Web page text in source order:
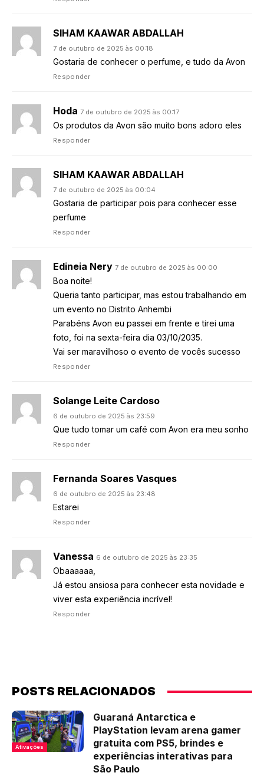
SIHAM KAAWAR ABDALLAH
7 de outubro de 2025 às 00:18
Gostaria de conhecer o perfume, e tudo da Avon
Responder
Hoda 7 de outubro de 2025 às 00:17
Os produtos da Avon são muito bons adoro eles
Responder
SIHAM KAAWAR ABDALLAH
7 de outubro de 2025 às 00:04
Gostaria de participar pois para conhecer esse
perfume
Responder
Edineia Nery 7 de outubro de 2025 às 00:00
Boa noite!
Queria tanto participar, mas estou trabalhando em
um evento no Distrito Anhembi
Parabéns Avon eu passei em frente e tirei uma
foto, foi na sexta-feira dia 03/10/2035.
Vai ser maravilhoso o evento de vocês sucesso
Responder
Solange Leite Cardoso
6 de outubro de 2025 às 23:59
Que tudo tomar um café com Avon era meu sonho
Responder
Fernanda Soares Vasques
6 de outubro de 2025 às 23:48
Estarei
Responder
Vanessa 6 de outubro de 2025 às 23:35
Obaaaaaa,
Já estou ansiosa para conhecer esta novidade e
viver esta experiência incrível!
Responder
POSTS RELACIONADOS
Ativações
Guaraná Antarctica e
PlayStation levam arena gamer
gratuita com PS5, brindes e
experiências interativas para
São Paulo